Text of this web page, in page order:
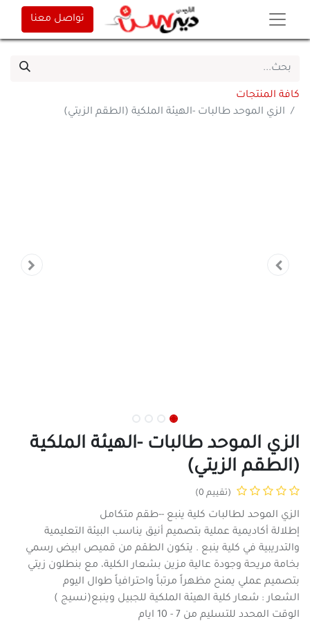
تواصل معنا
كافة المنتجات
الزي الموحد طالبات -الهيئة الملكية (الطقم الزيتي)
الزي الموحد طالبات -الهيئة الملكية
(الطقم الزيتي)
(تقييم 0)
الزي الموحد لطالبات كلية ينبع --طقم متكامل
إطلالة أكاديمية عملية بتصميم أنيق يناسب البيئة التعليمية
والتدريبية في كلية ينبع . يتكون الطقم من قميص ابيض رسمي
بخامة مريحة وجودة عالية مزين بشعار الكلية، مع بنطلون زيتي
بتصميم عملي يمنح مظهراً مرتباً واحترافياً طوال اليوم
الشعار : شعار كلية الهيئة الملكية للجبيل وينبع(نسيج )
الوقت المحدد للتسليم من 7 - 10 ايام